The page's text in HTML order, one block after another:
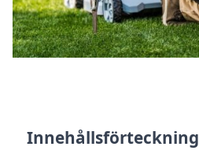
Innehållsförteckning